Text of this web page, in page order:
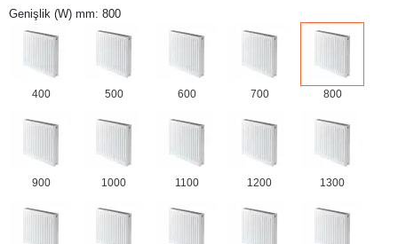
Genişlik (W) mm: 800
400 500 600 700 800
900 1000 1100 1200 1300